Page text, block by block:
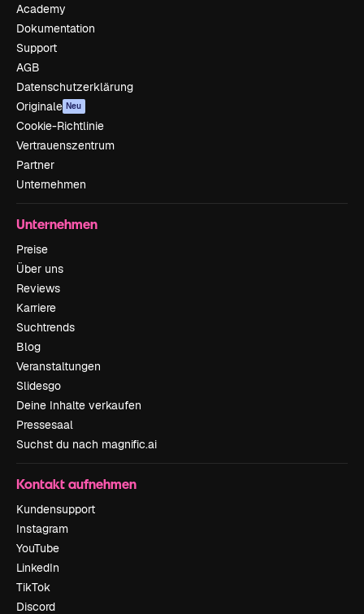
Academy
Dokumentation
Support
AGB
Datenschutzerklärung
Originale Neu
Cookie-Richtlinie
Vertrauenszentrum
Partner
Unternehmen
Unternehmen
Preise
Über uns
Reviews
Karriere
Suchtrends
Blog
Veranstaltungen
Slidesgo
Deine Inhalte verkaufen
Pressesaal
Suchst du nach magnific.ai
Kontakt aufnehmen
Kundensupport
Instagram
YouTube
LinkedIn
TikTok
Discord